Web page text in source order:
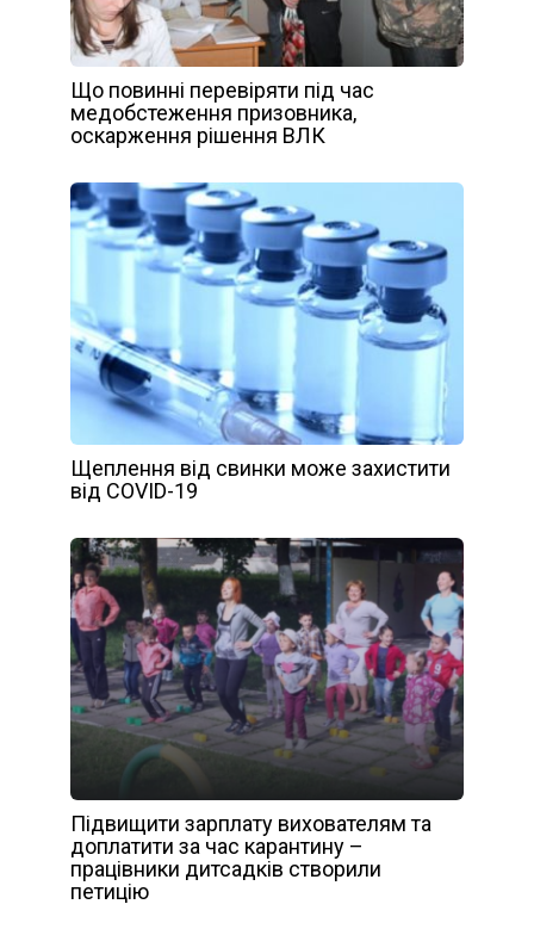
Що повинні перевіряти під час
медобстеження призовника,
оскарження рішення ВЛК
Щеплення від свинки може захистити
від COVID-19
Підвищити зарплату вихователям та
доплатити за час карантину –
працівники дитсадків створили
петицію